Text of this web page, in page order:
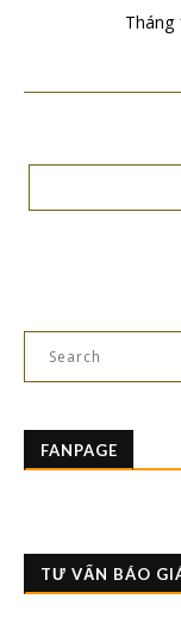
Tháng
FANPAGE
TƯ VẤN BÁO